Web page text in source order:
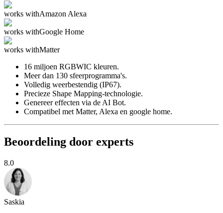
works withAmazon Alexa
works withGoogle Home
works withMatter
16 miljoen RGBWIC kleuren.
Meer dan 130 sfeerprogramma's.
Volledig weerbestendig (IP67).
Precieze Shape Mapping-technologie.
Genereer effecten via de AI Bot.
Compatibel met Matter, Alexa en google home.
Beoordeling door experts
8.0
Saskia